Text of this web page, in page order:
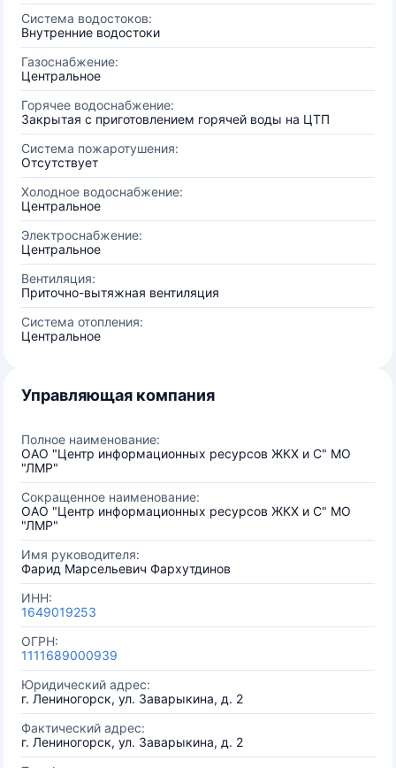
Система водостоков:
Внутренние водостоки
Газоснабжение:
Центральное
Горячее водоснабжение:
Закрытая с приготовлением горячей воды на ЦТП
Система пожаротушения:
Отсутствует
Холодное водоснабжение:
Центральное
Электроснабжение:
Центральное
Вентиляция:
Приточно-вытяжная вентиляция
Система отопления:
Центральное
Управляющая компания
Полное наименование:
ОАО "Центр информационных ресурсов ЖКХ и С" МО
"ЛМР"
Сокращенное наименование:
ОАО "Центр информационных ресурсов ЖКХ и С" МО
"ЛМР"
Имя руководителя:
Фарид Марсельевич Фархутдинов
ИНН:
1649019253
ОГРН:
1111689000939
Юридический адрес:
г. Лениногорск, ул. Заварыкина, д. 2
Фактический адрес:
г. Лениногорск, ул. Заварыкина, д. 2